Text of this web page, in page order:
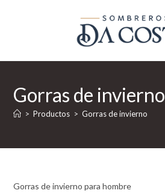
Gorras de invierno
> Productos > Gorras de invierno
Gorras de invierno para hombre